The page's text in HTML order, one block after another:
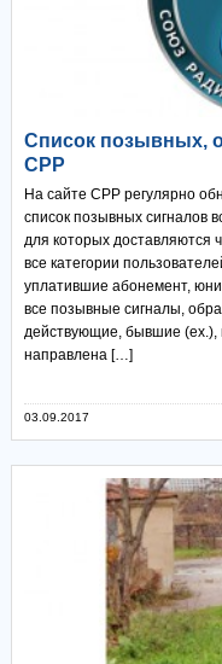
Список позывных,
СРР
На сайте СРР регулярно
список позывных сигналов
для которых доставляются
все категории
уплатившие абонемент,
все позывные сигналы,
действующие, бывшие (ex.),
направлена […]
03.09.2017